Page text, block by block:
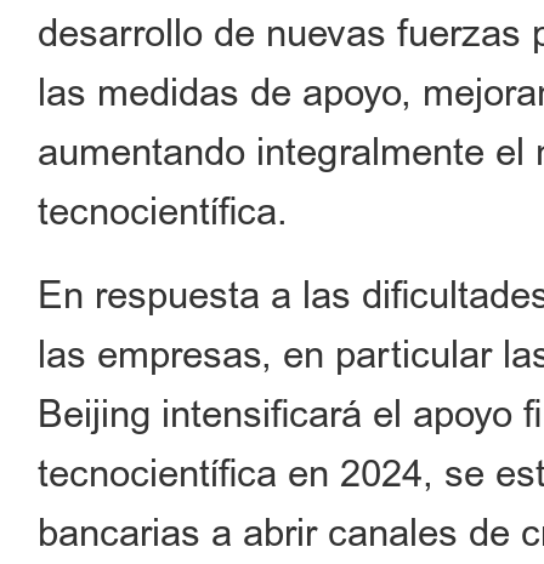
desarrollo de nuevas fuerzas
las medidas de apoyo,
aumentando integralmente
tecnocientífica.
En respuesta a las
las empresas, en particular
Beijing intensificará el apoyo
tecnocientífica en 2024, se
bancarias a abrir canales de